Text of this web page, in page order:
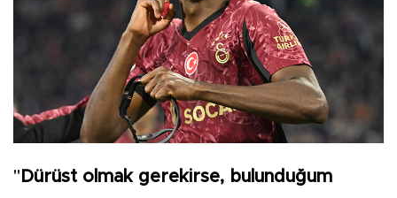
" Dürüst olmak gerekirse, bulunduğum